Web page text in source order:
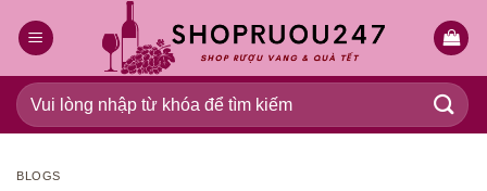
qua
dung
Tìm
kiếm:
BLOGS